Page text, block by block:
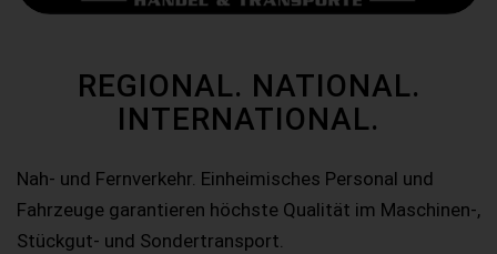
REGIONAL. NATIONAL.
INTERNATIONAL.
Nah- und Fernverkehr. Einheimisches Personal und
Fahrzeuge garantieren höchste Qualität im Maschinen-,
Stückgut- und Sondertransport.